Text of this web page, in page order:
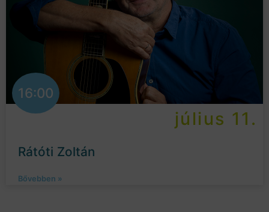
16:00
július 11.
Rátóti Zoltán
Bővebben »